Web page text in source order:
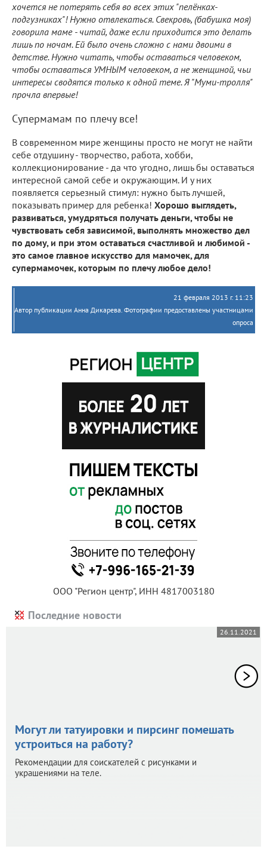
хочется не потерять себя во всех этих "пелёнках-
подгузниках"! Нужно отвлекаться. Свекровь, (бабушка моя)
говорила маме - читай, даже если приходится это делать
лишь по ночам. Ей было очень сложно с нами двоими в
детстве. Нужно читать, чтобы оставаться человеком,
чтобы оставаться УМНЫМ человеком, а не женщиной, чьи
интересы сводятся только к одной теме. Я "Муми-тролля"
прочла впервые!
Супермамам по плечу все!
В современном мире женщины просто не могут не найти
себе отдушину - творчество, работа, хобби,
коллекционирование - да что угодно, лишь бы оставаться
интересной самой себе и окружающим. И у них
появляется серьезный стимул: нужно быть лучшей,
показывать пример для ребенка! Хорошо выглядеть,
развиваться, умудряться получать деньги, чтобы не
чувствовать себя зависимой, выполнять множество дел
по дому, и при этом оставаться счастливой и любимой -
это самое главное искусство для мамочек, для
супермамочек, которым по плечу любое дело!
21 февраля 2013 г. 11:23
Автор публикации Анна Дикарева. Фотографии предоставлены участницами
опроса
ООО "Регион центр", ИНН 4817003180
Последние новости
26.11.2021
Могут ли татуировки и пирсинг помешать
устроиться на работу?
Рекомендации для соискателей с рисунками и
украшениями на теле.